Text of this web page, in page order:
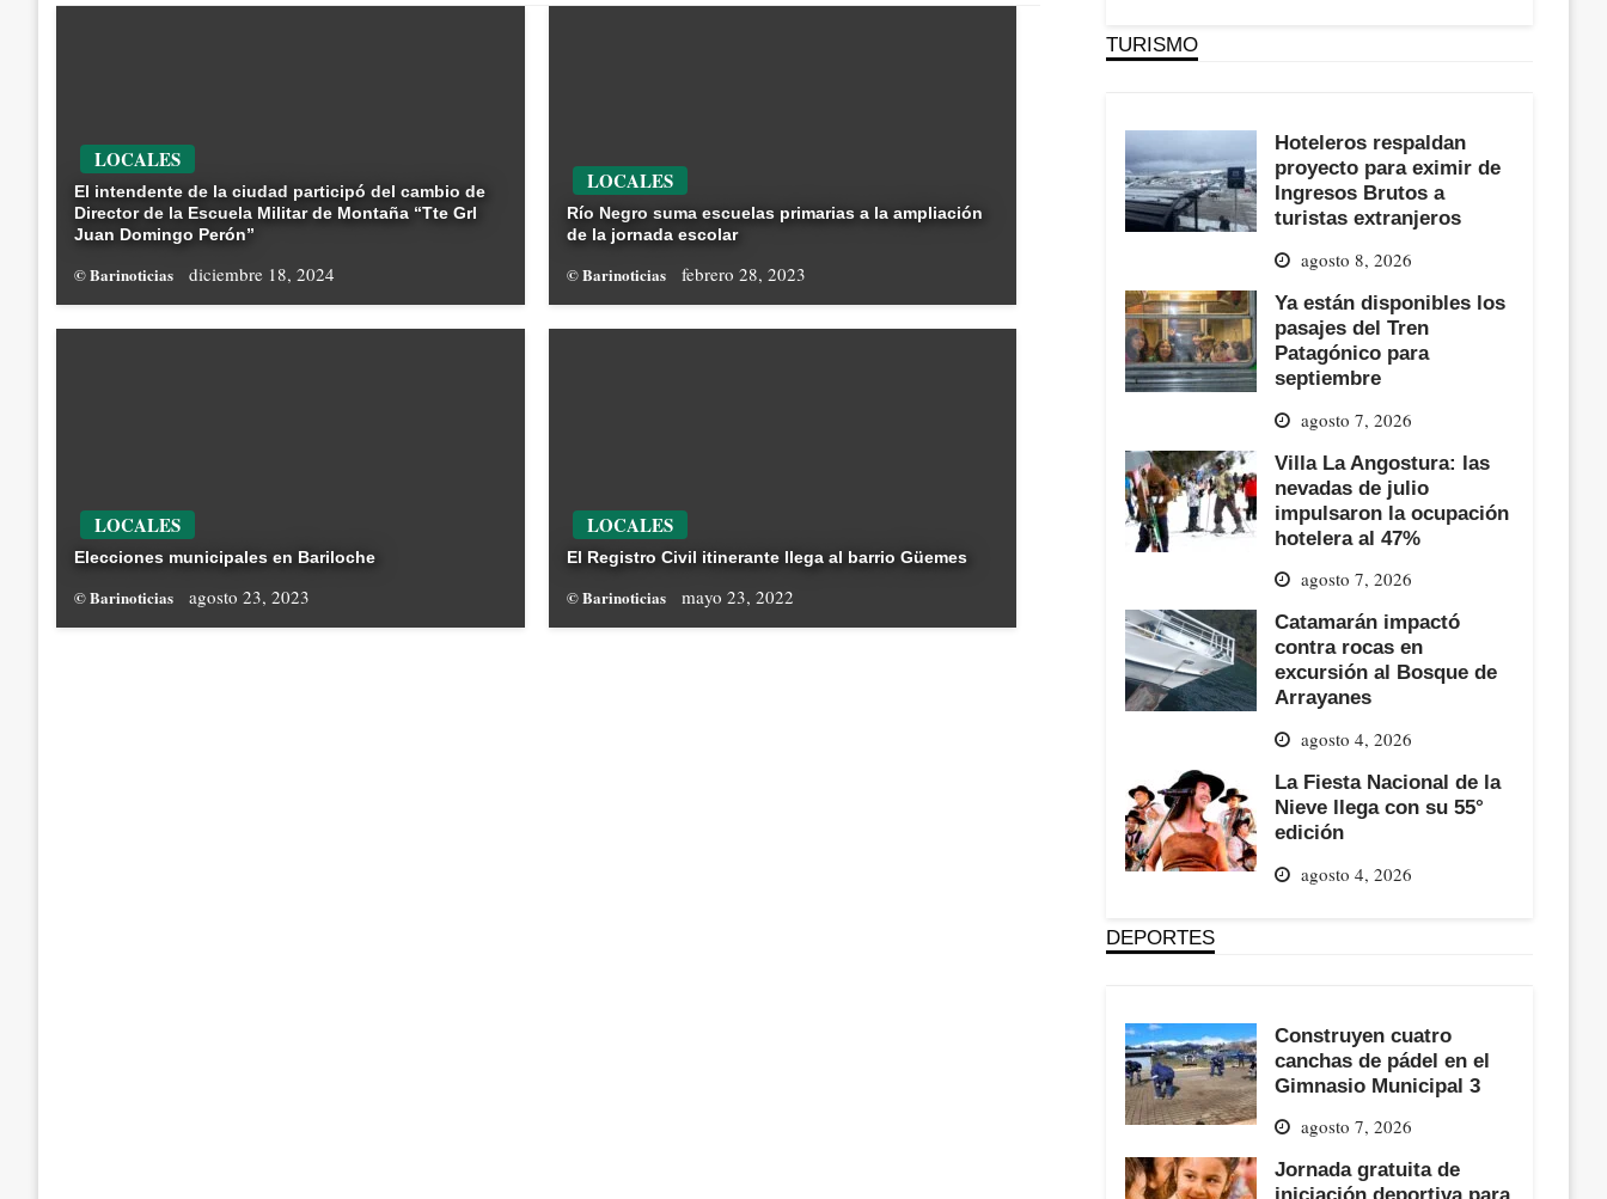
LOCALES
El intendente de la ciudad participó del cambio de
Director de la Escuela Militar de Montaña “Tte Grl
Juan Domingo Perón”
© Barinoticias diciembre 18, 2024
LOCALES
Río Negro suma escuelas primarias a la ampliación
de la jornada escolar
© Barinoticias febrero 28, 2023
LOCALES
Elecciones municipales en Bariloche
© Barinoticias agosto 23, 2023
LOCALES
El Registro Civil itinerante llega al barrio Güemes
© Barinoticias mayo 23, 2022
TURISMO
Hoteleros respaldan
proyecto para eximir de
Ingresos Brutos a
turistas extranjeros
agosto 8, 2026
Ya están disponibles los
pasajes del Tren
Patagónico para
septiembre
agosto 7, 2026
Villa La Angostura: las
nevadas de julio
impulsaron la ocupación
hotelera al 47%
agosto 7, 2026
Catamarán impactó
contra rocas en
excursión al Bosque de
Arrayanes
agosto 4, 2026
La Fiesta Nacional de la
Nieve llega con su 55°
edición
agosto 4, 2026
DEPORTES
Construyen cuatro
canchas de pádel en el
Gimnasio Municipal 3
agosto 7, 2026
Jornada gratuita de
iniciación deportiva para